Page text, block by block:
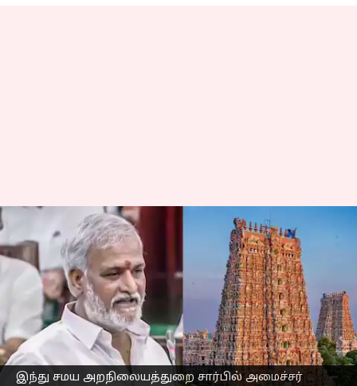
இந்து சமய அறநிலையத்துறை சார்பில் அமைச்சர்
இந்து சமய
அறநிலையத்துறை
சார்பில் அமைச்சர்
சேகர்பாபு சட்டசபையில்
அறிவிப்பு
எழுதியவர் Nivetha P Apr 19, 2023 06:59 pm